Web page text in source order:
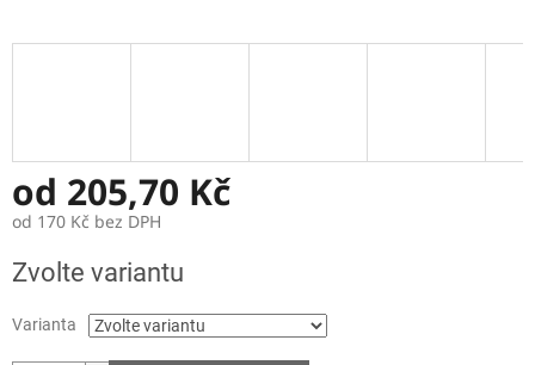
od 205,70 Kč
od 170 Kč bez DPH
cena:
Zvolte variantu
Varianta